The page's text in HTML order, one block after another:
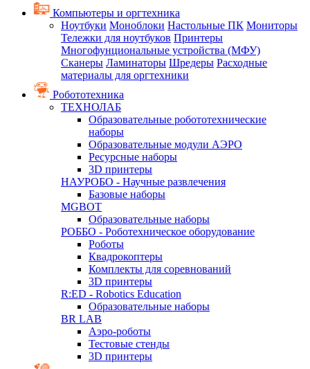
Компьютеры и оргтехника
Ноутбуки Моноблоки Настольные ПК Мониторы
Тележки для ноутбуков Принтеры
Многофунциональные устройства (МФУ)
Сканеры Ламинаторы Шредеры Расходные
материалы для оргтехники
Робототехника
ТЕХНОЛАБ
Образовательные робототехнические
наборы
Образовательные модули АЭРО
Ресурсные наборы
3D принтеры
НАУРОБО - Научные развлечения
Базовые наборы
MGBOT
Образовательные наборы
РОББО - Роботехническое оборудование
Роботы
Квадрокоптеры
Комплекты для соревнований
3D принтеры
R:ED - Robotics Education
Образовательные наборы
BR LAB
Аэро-роботы
Тестовые стенды
3D принтеры